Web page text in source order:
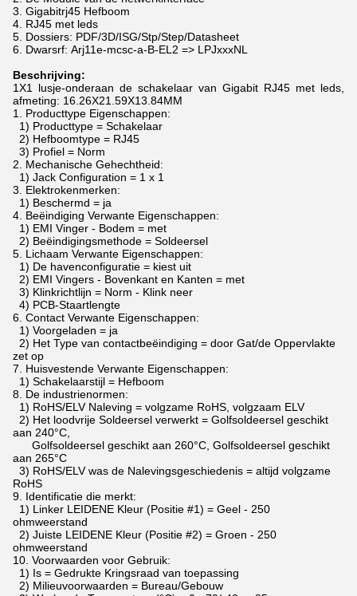
3. Gigabitrj45 Hefboom
4. RJ45 met leds
5. Dossiers: PDF/3D/ISG/Stp/Step/Datasheet
6. Dwarsrf: Arj11e-mcsc-a-B-EL2 => LPJxxxNL
Beschrijving:
1X1 lusje-onderaan de schakelaar van Gigabit RJ45 met leds,
afmeting: 16.26X21.59X13.84MM
1. Producttype Eigenschappen:
1) Producttype = Schakelaar
2) Hefboomtype = RJ45
3) Profiel = Norm
2. Mechanische Gehechtheid:
1) Jack Configuration = 1 x 1
3. Elektrokenmerken:
1) Beschermd = ja
4. Beëindiging Verwante Eigenschappen:
1) EMI Vinger - Bodem = met
2) Beëindigingsmethode = Soldeersel
5. Lichaam Verwante Eigenschappen:
1) De havenconfiguratie = kiest uit
2) EMI Vingers - Bovenkant en Kanten = met
3) Klinkrichtlijn = Norm - Klink neer
4) PCB-Staartlengte
6. Contact Verwante Eigenschappen:
1) Voorgeladen = ja
2) Het Type van contactbeëindiging = door Gat/de Oppervlakte
zet op
7. Huisvestende Verwante Eigenschappen:
1) Schakelaarstijl = Hefboom
8. De industrienormen:
1) RoHS/ELV Naleving = volgzame RoHS, volgzaam ELV
2) Het loodvrije Soldeersel verwerkt = Golfsoldeersel geschikt
aan 240°C,
Golfsoldeersel geschikt aan 260°C, Golfsoldeersel geschikt
aan 265°C
3) RoHS/ELV was de Nalevingsgeschiedenis = altijd volgzame
RoHS
9. Identificatie die merkt:
1) Linker LEIDENE Kleur (Positie #1) = Geel - 250
ohmweerstand
2) Juiste LEIDENE Kleur (Positie #2) = Groen - 250
ohmweerstand
10. Voorwaarden voor Gebruik:
1) Is = Gedrukte Kringsraad van toepassing
2) Milieuvoorwaarden = Bureau/Gebouw